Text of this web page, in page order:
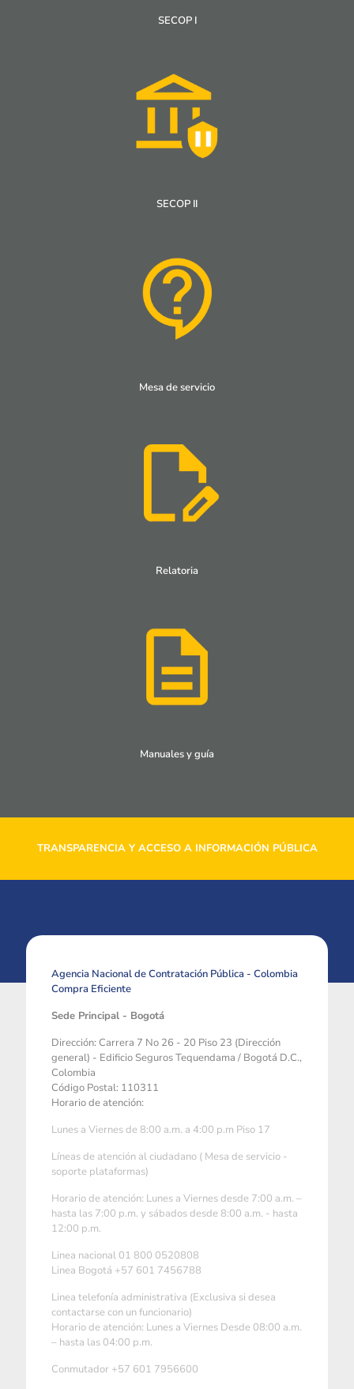
SECOP I
SECOP II
Mesa de servicio
Relatoria
Manuales y guía
TRANSPARENCIA Y ACCESO A INFORMACIÓN PÚBLICA
Agencia Nacional de Contratación Pública - Colombia
Compra Eficiente
Sede Principal - Bogotá
Dirección: Carrera 7 No 26 - 20 Piso 23 (Dirección
general) - Edificio Seguros Tequendama / Bogotá D.C.,
Colombia
Código Postal: 110311
Horario de atención:
Lunes a Viernes de 8:00 a.m. a 4:00 p.m Piso 17
Líneas de atención al ciudadano ( Mesa de servicio -
soporte plataformas)
Horario de atención: Lunes a Viernes desde 7:00 a.m. –
hasta las 7:00 p.m. y sábados desde 8:00 a.m. - hasta
12:00 p.m.
Linea nacional 01 800 0520808
Linea Bogotá +57 601 7456788
Linea telefonía administrativa (Exclusiva si desea
contactarse con un funcionario)
Horario de atención: Lunes a Viernes Desde 08:00 a.m.
– hasta las 04:00 p.m.
Conmutador +57 601 7956600